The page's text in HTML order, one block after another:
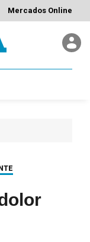
Mercados Online